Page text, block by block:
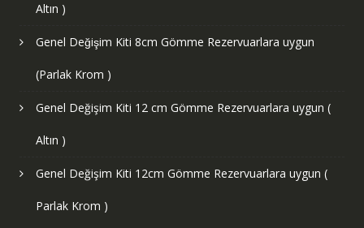
Altın )
Genel Değişim Kiti 8cm Gömme Rezervuarlara uygun
(Parlak Krom )
Genel Değişim Kiti 12 cm Gömme Rezervuarlara uygun (
Altın )
Genel Değişim Kiti 12cm Gömme Rezervuarlara uygun (
Parlak Krom )